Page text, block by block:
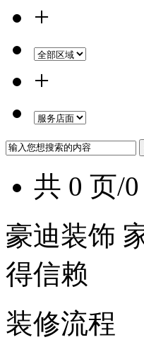
+
+
共 0 页/
豪迪装饰
得信赖
装修流程